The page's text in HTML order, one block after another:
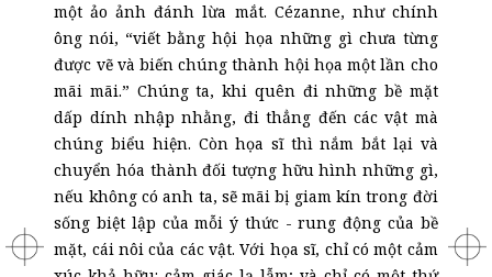
một ảo ảnh đánh lừa mắt. Cézanne, như chính
ông nói, “viết bằng hội họa những gì chưa từng
được vẽ và biến chúng thành hội họa một lần cho
mãi mãi.” Chúng ta, khi quên đi những bề mặt
dấp dính nhập nhằng, đi thẳng đến các vật mà
chúng biểu hiện. Còn họa sĩ thì nắm bắt lại và
chuyển hóa thành đối tượng hữu hình những gì,
nếu không có anh ta, sẽ mãi bị giam kín trong đời
sống biệt lập của mỗi ý thức - rung động của bề
mặt, cái nôi của các vật. Với họa sĩ, chỉ có một cảm